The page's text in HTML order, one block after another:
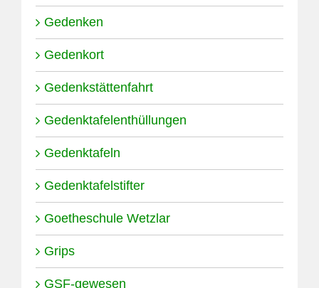
Gedenken
Gedenkort
Gedenkstättenfahrt
Gedenktafelenthüllungen
Gedenktafeln
Gedenktafelstifter
Goetheschule Wetzlar
Grips
GSF-gewesen